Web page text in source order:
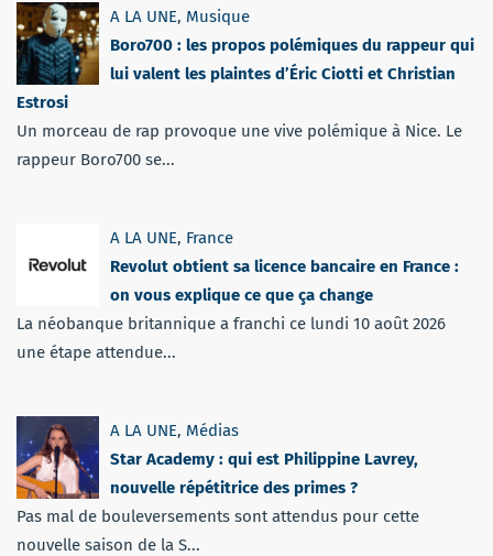
A LA UNE, Musique
Boro700 : les propos polémiques du rappeur qui
lui valent les plaintes d’Éric Ciotti et Christian
Estrosi
Un morceau de rap provoque une vive polémique à Nice. Le
rappeur Boro700 se...
A LA UNE, France
Revolut obtient sa licence bancaire en France :
on vous explique ce que ça change
La néobanque britannique a franchi ce lundi 10 août 2026
une étape attendue...
A LA UNE, Médias
Star Academy : qui est Philippine Lavrey,
nouvelle répétitrice des primes ?
Pas mal de bouleversements sont attendus pour cette
nouvelle saison de la S...